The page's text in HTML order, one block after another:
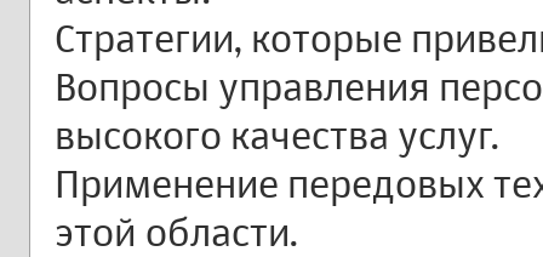
Стратегии, которые
Вопросы управления
высокого качества услуг.
Применение передовых
этой области.